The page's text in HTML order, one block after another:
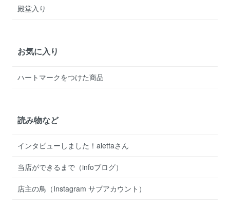
殿堂入り
お気に入り
ハートマークをつけた商品
読み物など
インタビューしました！aiettaさん
当店ができるまで（infoブログ）
店主の鳥（Instagram サブアカウント）